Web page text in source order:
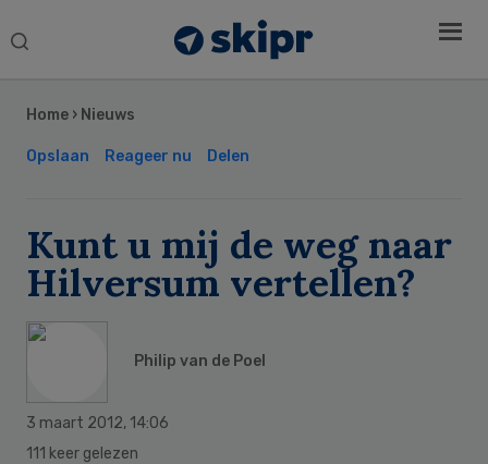
Search
Home › Nieuws
Opslaan Reageer nu Delen
Kunt u mij de weg naar
Hilversum vertellen?
Philip van de Poel
3 maart 2012, 14:06
111 keer gelezen
Sidebar